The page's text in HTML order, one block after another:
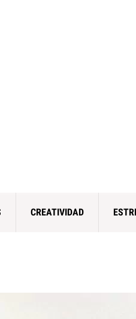
CREATIVIDAD